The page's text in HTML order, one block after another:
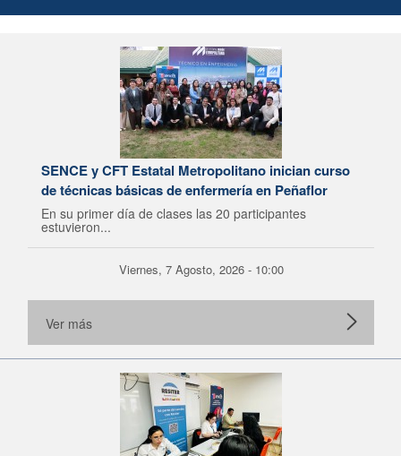
SENCE y CFT Estatal Metropolitano inician curso
de técnicas básicas de enfermería en Peñaflor
En su primer día de clases las 20 participantes
estuvieron...
Viernes, 7 Agosto, 2026 - 10:00
Ver más